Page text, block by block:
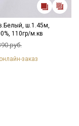
ш.1.45м,
110гр/м.кв
руб.
заказ